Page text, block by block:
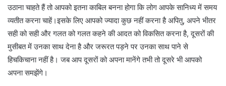
उठाना चाहते हैं तो आपको इतना काबिल बनना होगा कि लोग आपके सानिध्य में समय
व्यतीत करना चाहें।इसके लिए आपको ज्यादा कुछ नहीं करना है अपितु, अपने भीतर
सही को सही और गलत को गलत कहने की आदत को विकसित करना है, दूसरों की
मुसीबत में उनका साथ देना है और जरूरत पड़ने पर उनका साथ पाने से
हिचकिचाना नहीं है। जब आप दूसरों को अपना मानेंगे तभी तो दूसरे भी आपको
अपना समझेंगे।